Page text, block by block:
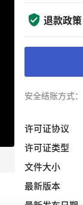
退款政策
安全结账方式：
许可证协议
许可证类型
文件大小
最新版本